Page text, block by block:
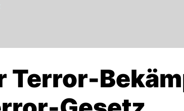
Terror-